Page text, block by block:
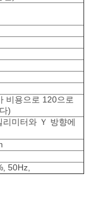
비용으로 120으로
)
리미터와 Ｙ 방향에
50Hz,